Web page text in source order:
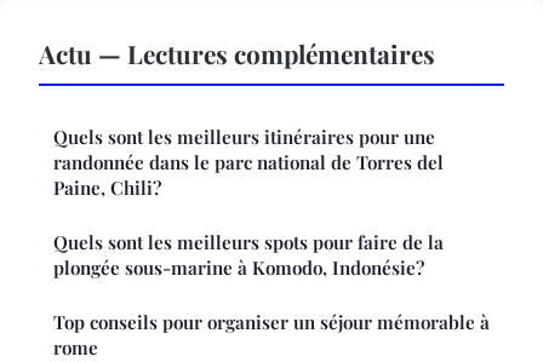
Actu — Lectures complémentaires
Quels sont les meilleurs itinéraires pour une
randonnée dans le parc national de Torres del
Paine, Chili?
Quels sont les meilleurs spots pour faire de la
plongée sous-marine à Komodo, Indonésie?
Top conseils pour organiser un séjour mémorable à
rome